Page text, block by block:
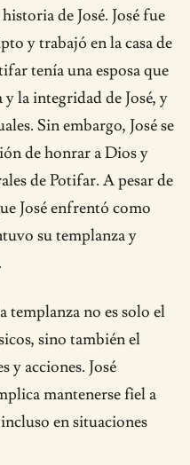
de José. José fue
y trabajó en la casa de
tenía una esposa que
la integridad de José, y
Sin embargo, José se
de honrar a Dios y
de Potifar. A pesar de
José enfrentó como
su templanza y
templanza no es solo el
sino también el
y acciones. José
mantenerse fiel a
en situaciones